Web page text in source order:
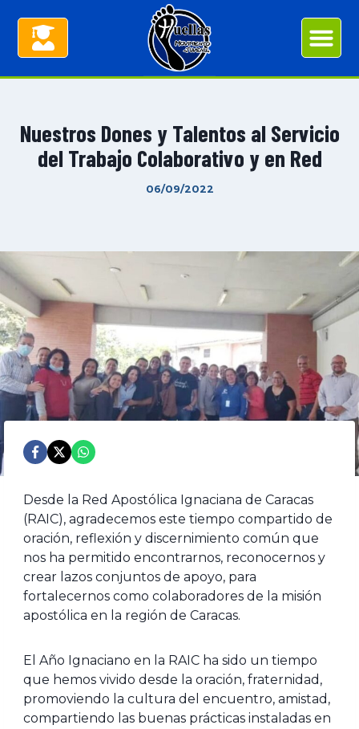
Nuestros Dones y Talentos al Servicio
del Trabajo Colaborativo y en Red
06/09/2022
Desde la Red Apostólica Ignaciana de Caracas
(RAIC), agradecemos este tiempo compartido de
oración, reflexión y discernimiento común que
nos ha permitido encontrarnos, reconocernos y
crear lazos conjuntos de apoyo, para
fortalecernos como colaboradores de la misión
apostólica en la región de Caracas.
El Año Ignaciano en la RAIC ha sido un tiempo
que hemos vivido desde la oración, fraternidad,
promoviendo la cultura del encuentro, amistad,
compartiendo las buenas prácticas instaladas en